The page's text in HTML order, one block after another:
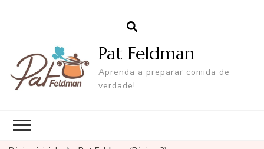
Pat Feldman
Aprenda a preparar comida de
verdade!